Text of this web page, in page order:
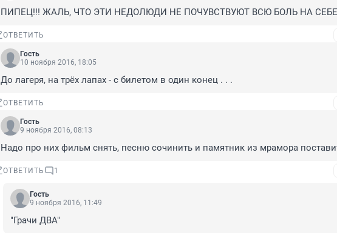
ПИПЕЦ!!! ЖАЛЬ, ЧТО ЭТИ НЕДОЛЮДИ НЕ ПОЧУВСТВУЮТ ВСЮ БОЛЬ НА
ОТВЕТИТЬ
Гость
10 ноября 2016, 18:05
До лагеря, на трёх лапах - с билетом в один конец . . .
ОТВЕТИТЬ
Гость
9 ноября 2016, 08:13
Надо про них фильм снять, песню сочинить и памятник из мрамора
ОТВЕТИТЬ 1
Гость
9 ноября 2016, 11:49
"Грачи ДВА"